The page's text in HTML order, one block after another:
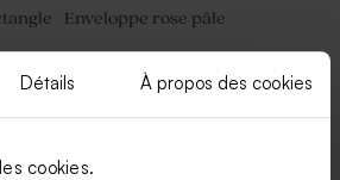
Détails À propos des cookies
cookies.
Enveloppe rose pâle
la collection Enveloppe